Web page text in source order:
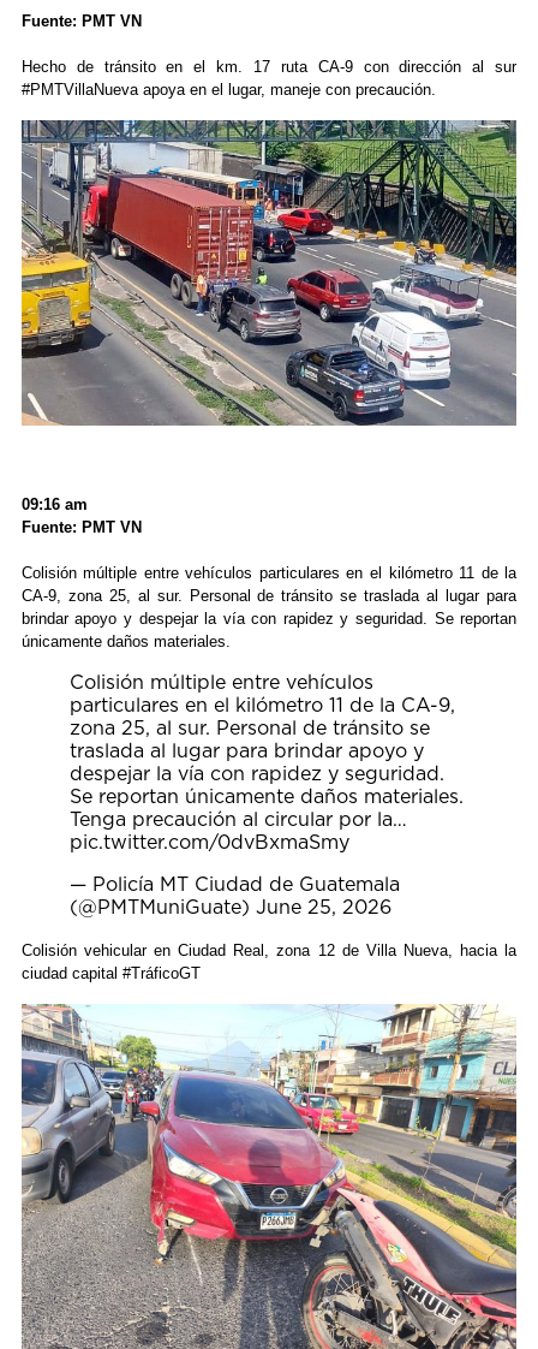
Fuente: PMT VN
Hecho de tránsito en el km. 17 ruta CA-9 con dirección al sur
#PMTVillaNueva apoya en el lugar, maneje con precaución.
09:16 am
Fuente: PMT VN
Colisión múltiple entre vehículos particulares en el kilómetro 11 de la
CA-9, zona 25, al sur. Personal de tránsito se traslada al lugar para
brindar apoyo y despejar la vía con rapidez y seguridad. Se reportan
únicamente daños materiales.
Colisión múltiple entre vehículos
particulares en el kilómetro 11 de la CA-9,
zona 25, al sur. Personal de tránsito se
traslada al lugar para brindar apoyo y
despejar la vía con rapidez y seguridad.
Se reportan únicamente daños materiales.
Tenga precaución al circular por la…
pic.twitter.com/0dvBxmaSmy
— Policía MT Ciudad de Guatemala
(@PMTMuniGuate) June 25, 2026
Colisión vehicular en Ciudad Real, zona 12 de Villa Nueva, hacia la
ciudad capital #TráficoGT